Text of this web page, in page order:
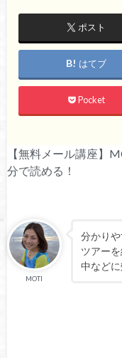
ポスト
はてブ
Pocket
【無料メール講座】
分で読める！
MOTI
分かり
ツアー
中など